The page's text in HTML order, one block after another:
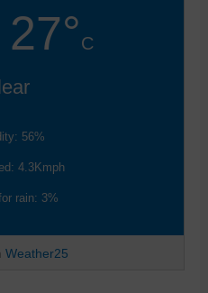
27°C
56%
4.3Kmph
rain: 3%
Weather25